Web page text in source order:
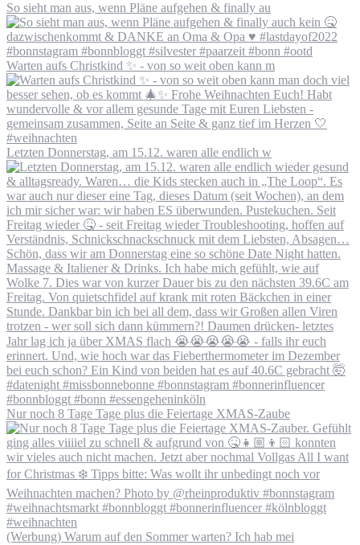
So sieht man aus, wenn Pläne aufgehen & finally au
Warten aufs Christkind ✨ - von so weit oben kann m
Letzten Donnerstag, am 15.12. waren alle endlich w
Nur noch 8 Tage Tage plus die Feiertage XMAS-Zaube
(Werbung) Warum auf den Sommer warten? Ich hab mei